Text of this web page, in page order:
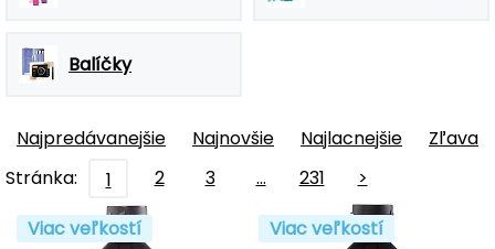
Balíčky
Najpredávanejšie Najnovšie Najlacnejšie
Zľava
Stránka:
1 2 3 … 231
>
Viac veľkostí
Viac veľkostí